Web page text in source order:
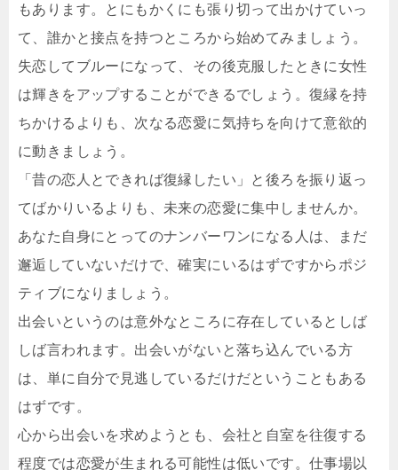
もあります。とにもかくにも張り切って出かけていっ
て、誰かと接点を持つところから始めてみましょう。
失恋してブルーになって、その後克服したときに女性
は輝きをアップすることができるでしょう。復縁を持
ちかけるよりも、次なる恋愛に気持ちを向けて意欲的
に動きましょう。
「昔の恋人とできれば復縁したい」と後ろを振り返っ
てばかりいるよりも、未来の恋愛に集中しませんか。
あなた自身にとってのナンバーワンになる人は、まだ
邂逅していないだけで、確実にいるはずですからポジ
ティブになりましょう。
出会いというのは意外なところに存在しているとしば
しば言われます。出会いがないと落ち込んでいる方
は、単に自分で見逃しているだけだということもある
はずです。
心から出会いを求めようとも、会社と自室を往復する
程度では恋愛が生まれる可能性は低いです。仕事場以